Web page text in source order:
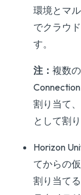
環境とマ
でクラウ
す。
注： 複数
割り当て
として割
Horizon
てからの
割り当て